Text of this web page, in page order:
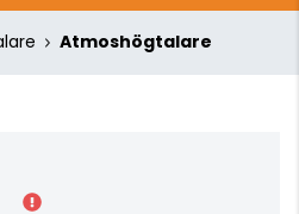
Atmoshögtalare